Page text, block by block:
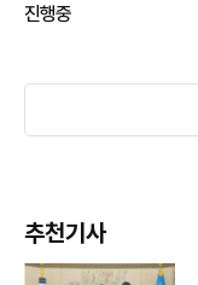
진행중
추천기사